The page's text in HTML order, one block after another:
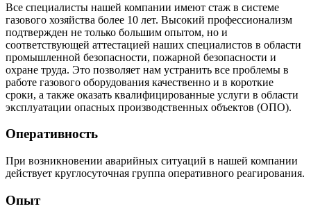
Все специалисты нашей компании имеют стаж в системе
газового хозяйства более 10 лет. Высокий профессионализм
подтвержден не только большим опытом, но и
соответствующей аттестацией наших специалистов в области
промышленной безопасности, пожарной безопасности и
охране труда. Это позволяет нам устранить все проблемы в
работе газового оборудования качественно и в короткие
сроки, а также оказать квалифицированные услуги в области
эксплуатации опасных производственных объектов (ОПО).
Оперативность
При возникновении аварийных ситуаций в нашей компании
действует круглосуточная группа оперативного реагирования.
Опыт